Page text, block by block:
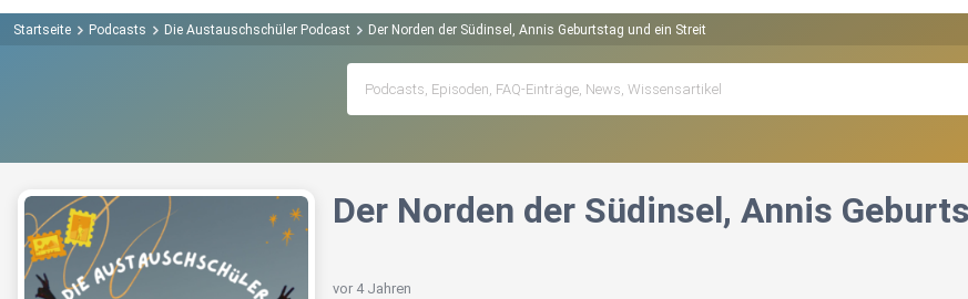
Startseite Podcasts Die Austauschschüler Podcast Der Norden der Südinsel, Annis Geburtstag und ein Streit
Der Norden der Südinsel, Annis
vor 4 Jahren